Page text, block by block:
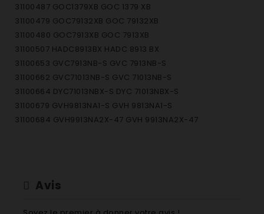
31100487 GOC1379XB GOC 1379 XB
31100479 GOC79132XB GOC 79132XB
31100480 GOC7913XB GOC 7913XB
31100507 HADC8913BX HADC 8913 BX
31100653 GVC7913NB-S GVC 7913NB-S
31100662 GVC71013NB-S GVC 71013NB-S
31100664 DYC71013NBX-S DYC 71013NBX-S
31100679 GVH9813NA1-S GVH 9813NA1-S
31100684 GVH9913NA2X-47 GVH 9913NA2X-47
31100702 GVHD1013A2-S GVH D1013A2-S
Avis